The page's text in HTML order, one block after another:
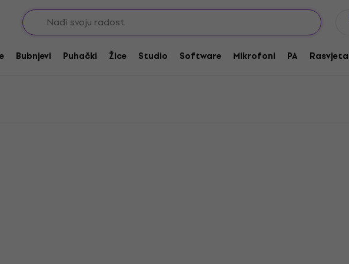
Bubnjevi Puhački Žice Studio Software Mikrofoni PA Rasvjeta
setovi žica za bas gitaru
žica za bas gitaru